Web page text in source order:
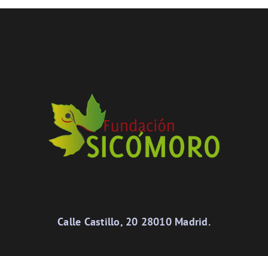
Calle Castillo, 20 28010 Madrid.